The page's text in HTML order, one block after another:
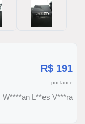
R$ 191
por lance
W****an L**es V***ra